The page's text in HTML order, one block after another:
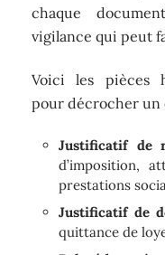
chaque
vigilance qui peut
Voici les pièces
pour décrocher un
Justificatif de
d’imposition,
prestations
Justificatif de
quittance de